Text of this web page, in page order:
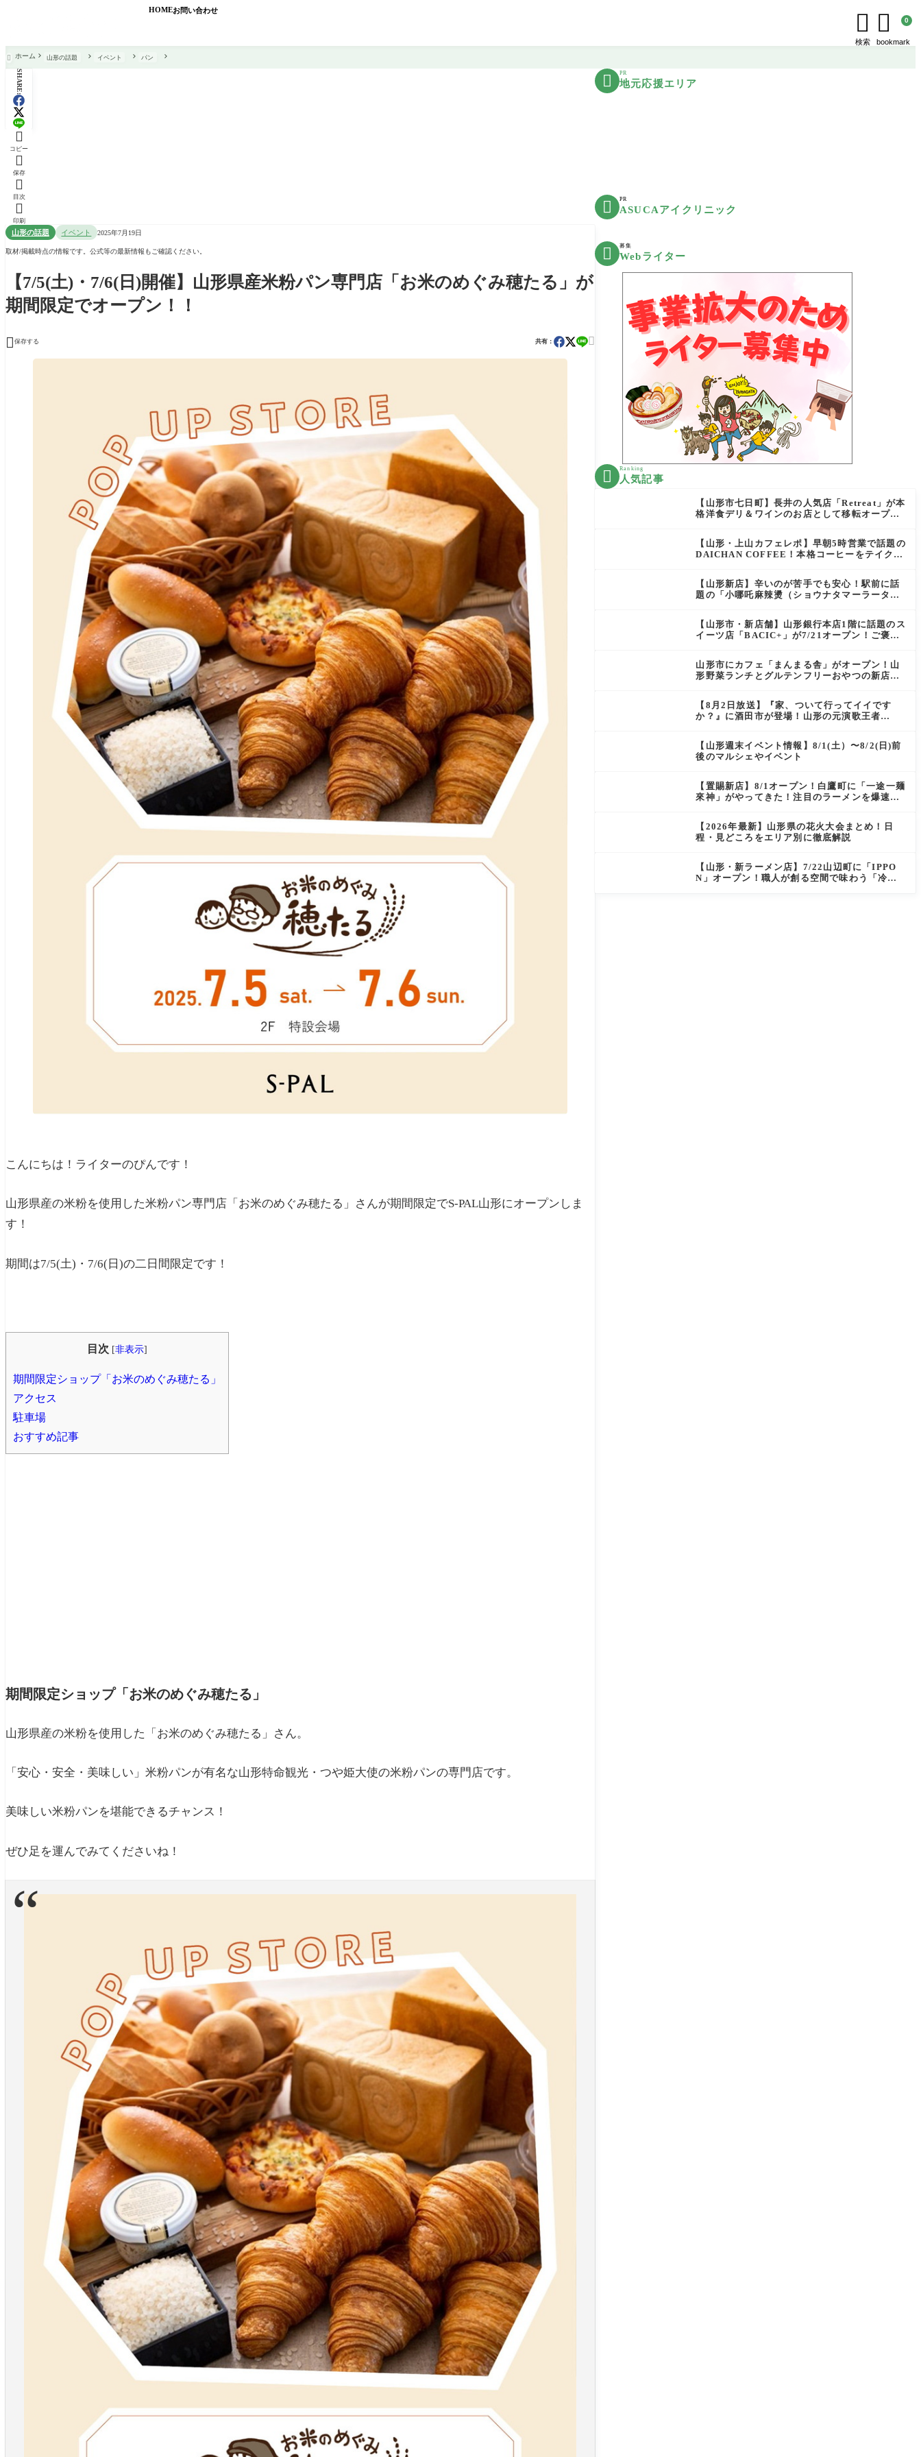
HOMEお問い合わせ 
検索
 0
bookmark
 ホーム 山形の話題 イベント パン
SHARE:

コピー

保存

目次

印刷
山形の話題 イベント 2025年7月19日
取材/掲載時点の情報です。公式等の最新情報もご確認ください。
【7/5(土)・7/6(日)開催】山形県産米粉パン専門店「お米のめぐみ穂たる」が
期間限定でオープン！！
 保存する 共有： 
こんにちは！ライターのぴんです！
山形県産の米粉を使用した米粉パン専門店「お米のめぐみ穂たる」さんが期間限定でS-PAL山形にオープンしま
す！
期間は7/5(土)・7/6(日)の二日間限定です！
目次 [非表示]
期間限定ショップ「お米のめぐみ穂たる」
アクセス
駐車場
おすすめ記事
期間限定ショップ「お米のめぐみ穂たる」
山形県産の米粉を使用した「お米のめぐみ穂たる」さん。
「安心・安全・美味しい」米粉パンが有名な山形特命観光・つや姫大使の米粉パンの専門店です。
美味しい米粉パンを堪能できるチャンス！
ぜひ足を運んでみてくださいね！
 PR
地元応援エリア
 PR
ASUCAアイクリニック
 募集
Webライター
 Ranking
人気記事
【山形市七日町】長井の人気店「Retreat」が本
格洋食デリ＆ワインのお店として移転オープン
【山形・上山カフェレポ】早朝5時営業で話題の
DAICHAN COFFEE！本格コーヒーをテイクア
【山形新店】辛いのが苦手でも安心！駅前に話
題の「小哪吒麻辣燙（ショウナタマーラータ
【山形市・新店舗】山形銀行本店1階に話題のス
イーツ店「BACIC+」が7/21オープン！ご褒美
山形市にカフェ「まんまる舎」がオープン！山
形野菜ランチとグルテンフリーおやつの新店情
【8月2日放送】『家、ついて行ってイイです
か？』に酒田市が登場！山形の元演歌王者
【山形週末イベント情報】8/1(土）〜8/2(日)前
後のマルシェやイベント
【置賜新店】8/1オープン！白鷹町に「一途一麺
來神」がやってきた！注目のラーメンを爆速実
【2026年最新】山形県の花火大会まとめ！日
程・見どころをエリア別に徹底解説
【山形・新ラーメン店】7/22山辺町に「IPPO
N」オープン！職人が創る空間で味わう「冷た